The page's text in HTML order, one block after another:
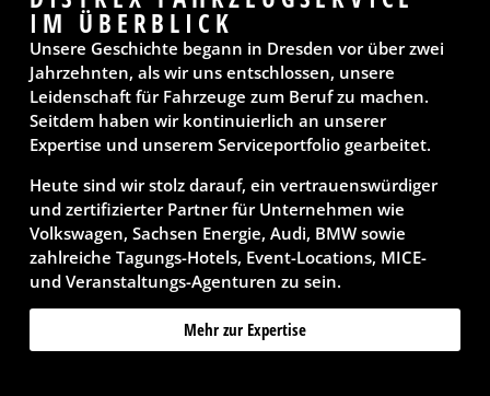
IM ÜBERBLICK
Unsere Geschichte begann in Dresden vor über zwei
Jahrzehnten, als wir uns entschlossen, unsere
Leidenschaft für Fahrzeuge zum Beruf zu machen.
Seitdem haben wir kontinuierlich an unserer
Expertise und unserem Serviceportfolio gearbeitet.
Heute sind wir stolz darauf, ein vertrauenswürdiger
und zertifizierter Partner für Unternehmen wie
Volkswagen, Sachsen Energie, Audi, BMW sowie
zahlreiche Tagungs-Hotels, Event-Locations, MICE-
und Veranstaltungs-Agenturen zu sein.
Mehr zur Expertise